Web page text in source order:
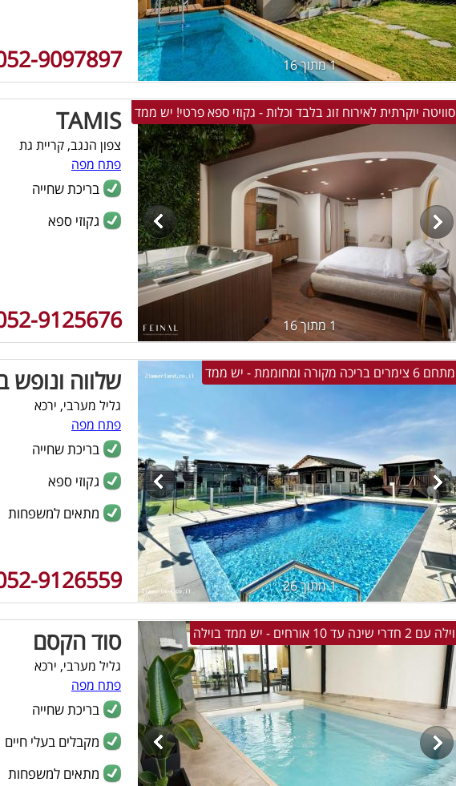
1 מתוך 16 9097897
סוויטה יוקרתית לאירוח זוג בלבד וכלות - גקוזי ספא פרטי! יש ממד
1 מתוך 16
TAMIS
צפון הנגב, קריית גת
פתח מפה
בריכת שחייה
גקוזי ספא
9125676
מתחם 6 צימרים בריכה מקורה ומחוממת - יש ממד
1 מתוך 26
שלווה ונופש
גליל מערבי, ירכא
פתח מפה
בריכת שחייה
גקוזי ספא
מתאים למשפחות
9126559
וילה עם 2 חדרי שינה עד 10 אורחים - יש ממד בוילה סוד הקסם
גליל מערבי, ירכא
פתח מפה
בריכת שחייה
מקבלים בעלי חיים
מתאים למשפחות